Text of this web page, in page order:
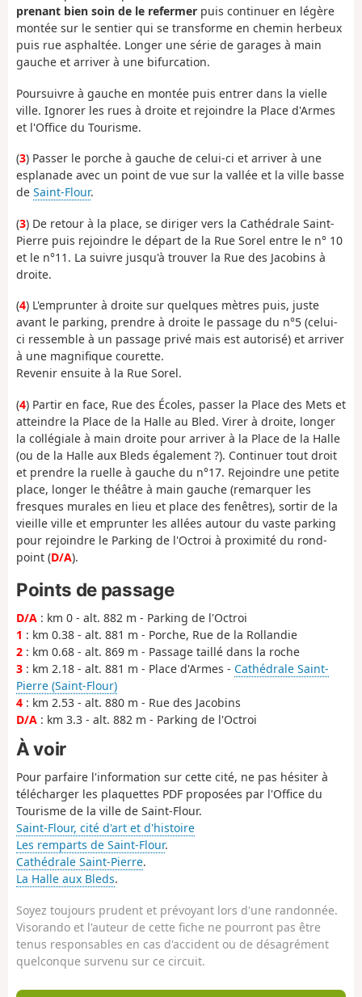
prenant bien soin de le refermer puis continuer en légère
montée sur le sentier qui se transforme en chemin herbeux
puis rue asphaltée. Longer une série de garages à main
gauche et arriver à une bifurcation.
Poursuivre à gauche en montée puis entrer dans la vielle
ville. Ignorer les rues à droite et rejoindre la Place d'Armes
et l'Office du Tourisme.
(3) Passer le porche à gauche de celui-ci et arriver à une
esplanade avec un point de vue sur la vallée et la ville basse
de Saint-Flour.
(3) De retour à la place, se diriger vers la Cathédrale Saint-
Pierre puis rejoindre le départ de la Rue Sorel entre le n° 10
et le n°11. La suivre jusqu'à trouver la Rue des Jacobins à
droite.
(4) L'emprunter à droite sur quelques mètres puis, juste
avant le parking, prendre à droite le passage du n°5 (celui-
ci ressemble à un passage privé mais est autorisé) et arriver
à une magnifique courette.
Revenir ensuite à la Rue Sorel.
(4) Partir en face, Rue des Écoles, passer la Place des Mets et
atteindre la Place de la Halle au Bled. Virer à droite, longer
la collégiale à main droite pour arriver à la Place de la Halle
(ou de la Halle aux Bleds également ?). Continuer tout droit
et prendre la ruelle à gauche du n°17. Rejoindre une petite
place, longer le théâtre à main gauche (remarquer les
fresques murales en lieu et place des fenêtres), sortir de la
vieille ville et emprunter les allées autour du vaste parking
pour rejoindre le Parking de l'Octroi à proximité du rond-
point (D/A).
Points de passage
D/A : km 0 - alt. 882 m - Parking de l'Octroi
1 : km 0.38 - alt. 881 m - Porche, Rue de la Rollandie
2 : km 0.68 - alt. 869 m - Passage taillé dans la roche
3 : km 2.18 - alt. 881 m - Place d'Armes - Cathédrale Saint-
Pierre (Saint-Flour)
4 : km 2.53 - alt. 880 m - Rue des Jacobins
D/A : km 3.3 - alt. 882 m - Parking de l'Octroi
À voir
Pour parfaire l'information sur cette cité, ne pas hésiter à
télécharger les plaquettes PDF proposées par l'Office du
Tourisme de la ville de Saint-Flour.
Saint-Flour, cité d'art et d'histoire
Les remparts de Saint-Flour.
Cathédrale Saint-Pierre.
La Halle aux Bleds.
Soyez toujours prudent et prévoyant lors d'une randonnée.
Visorando et l'auteur de cette fiche ne pourront pas être
tenus responsables en cas d'accident ou de désagrément
quelconque survenu sur ce circuit.